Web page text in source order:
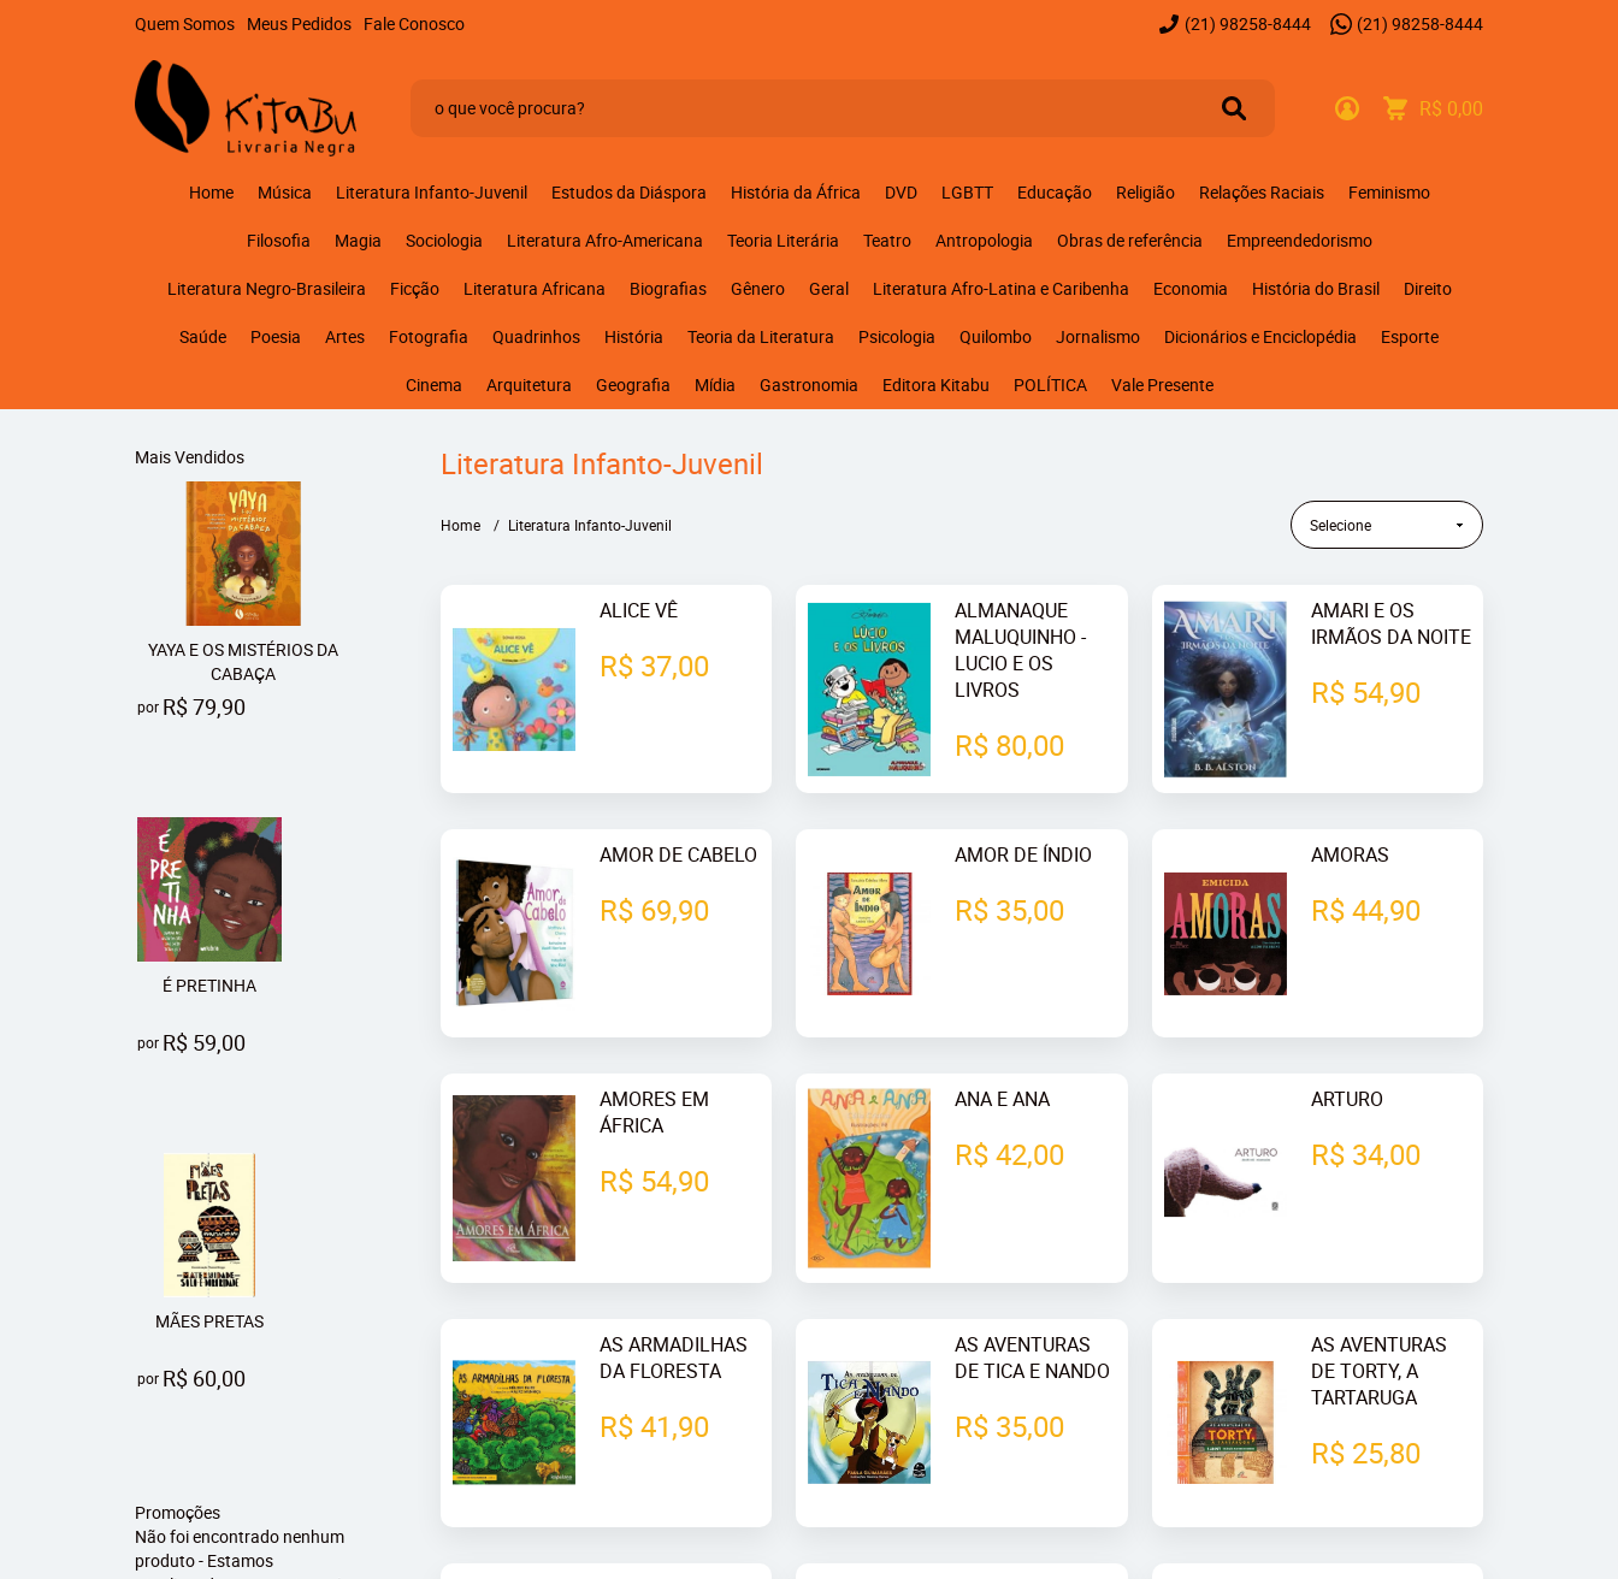
Quem Somos Meus Pedidos Fale Conosco (21) 98258-8444 (21) 98258-8444
R$ 0,00
Home Música Literatura Infanto-Juvenil Estudos da Diáspora História da África DVD LGBTT Educação Religião Relações Raciais Feminismo
Filosofia Magia Sociologia Literatura Afro-Americana Teoria Literária Teatro Antropologia Obras de referência Empreendedorismo
Literatura Negro-Brasileira Ficção Literatura Africana Biografias Gênero Geral Literatura Afro-Latina e Caribenha Economia História do Brasil Direito
Saúde Poesia Artes Fotografia Quadrinhos História Teoria da Literatura Psicologia Quilombo Jornalismo Dicionários e Enciclopédia Esporte
Cinema Arquitetura Geografia Mídia Gastronomia Editora Kitabu POLÍTICA Vale Presente
Mais Vendidos
YAYA E OS MISTÉRIOS DA
CABAÇA
por R$ 79,90
É PRETINHA
por R$ 59,00
MÃES PRETAS
por R$ 60,00
Promoções
Não foi encontrado nenhum
produto - Estamos
Literatura Infanto-Juvenil
Home Literatura Infanto-Juvenil Selecione
ALICE VÊ
R$ 37,00
ALMANAQUE
MALUQUINHO -
LUCIO E OS
LIVROS
R$ 80,00
AMARI E OS
IRMÃOS DA NOITE
R$ 54,90
AMOR DE CABELO
R$ 69,90
AMOR DE ÍNDIO
R$ 35,00
AMORAS
R$ 44,90
AMORES EM
ÁFRICA
R$ 54,90
ANA E ANA
R$ 42,00
ARTURO
R$ 34,00
AS ARMADILHAS
DA FLORESTA
R$ 41,90
AS AVENTURAS
DE TICA E NANDO
R$ 35,00
AS AVENTURAS
DE TORTY, A
TARTARUGA
R$ 25,80